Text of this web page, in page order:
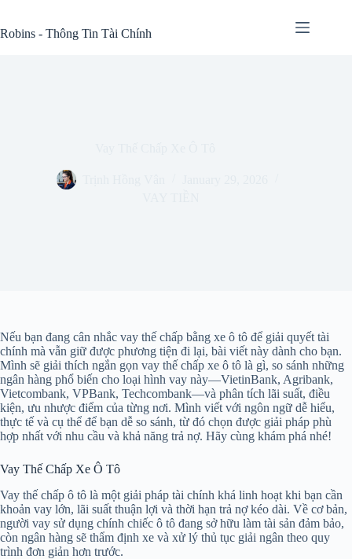
content
Robins - Thông Tin Tài Chính
Nếu bạn đang cân nhắc vay thế chấp bằng xe ô tô để giải quyết tài
chính mà vẫn giữ được phương tiện đi lại, bài viết này dành cho bạn.
Mình sẽ giải thích ngắn gọn vay thế chấp xe ô tô là gì, so sánh những
ngân hàng phổ biến cho loại hình vay này—VietinBank, Agribank,
Vietcombank, VPBank, Techcombank—và phân tích lãi suất, điều
kiện, ưu nhược điểm của từng nơi. Mình viết với ngôn ngữ dễ hiểu,
thực tế và cụ thể để bạn dễ so sánh, từ đó chọn được giải pháp phù
hợp nhất với nhu cầu và khả năng trả nợ. Hãy cùng khám phá nhé!
Vay Thế Chấp Xe Ô Tô
Vay thế chấp ô tô là một giải pháp tài chính khá linh hoạt khi bạn cần
khoản vay lớn, lãi suất thuận lợi và thời hạn trả nợ kéo dài. Về cơ bản,
người vay sử dụng chính chiếc ô tô đang sở hữu làm tài sản đảm bảo,
còn ngân hàng sẽ thẩm định xe và xử lý thủ tục giải ngân theo quy
trình đơn giản hơn trước.